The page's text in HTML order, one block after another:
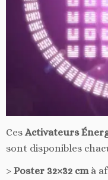
Ces Activateurs
sont disponibles
> Poster 32×32 cmà